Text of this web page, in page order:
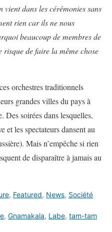
dans les cérémonies sans
rien car ils ne nous
beaucoup de membres de
risque de faire la même chose
orchestres traditionnels
grandes villes du pays à
Des soirées dans lesquelles,
et les spectateurs dansent au
Mais n’empêche si rien
de disparaître à jamais au
, Featured, News, Société
, Gnamakala, Labe, tam-tam